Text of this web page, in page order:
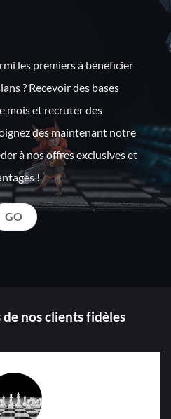
les premiers à bénéficier
? Recevoir des bases
mois et recruter des
dès maintenant notre
à nos offres exclusives et
!
GO
de nos clients fidèles